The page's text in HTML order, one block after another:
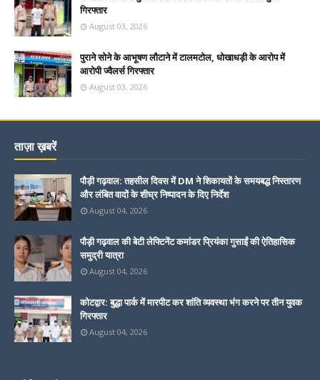
गिरफ्तार
August 03, 2026
पुराने सोने के आभूषण लौटाने में टालमटोल, धोखाधड़ी के आरोप में
आरोपी ज्वैलर्स गिरफ्तार
August 03, 2026
ताज़ा ख़बरें
पौड़ी गढ़वाल: तहसील दिवस में DM ने शिकायतों के समयबद्ध निस्तारण
और लंबित वादों के शीघ्र निष्पादन के दिए निर्देश
August 04, 2026
पौड़ी गढ़वाल की बेटी लेफ्टिनेंट कमांडर प्रियंका गुसाईं की ऐतिहासिक
समुद्री यात्रा
August 04, 2026
कोटद्वार: बुद्धा पार्क में मारपीट कर शांति व्यवस्था भंग करने पर तीन युवक
गिरफ्तार
August 04, 2026